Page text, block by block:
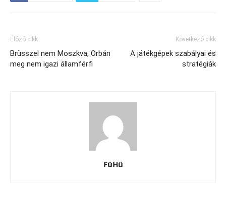
Előző cikk
Brüsszel nem Moszkva, Orbán
meg nem igazi államférfi
Következő cikk
A játékgépek szabályai és
stratégiák
FüHü